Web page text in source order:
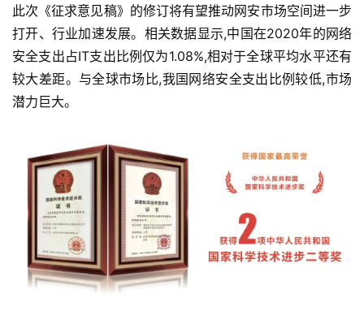
此次《征求意见稿》的修订将有望推动网安市场空间进一步
打开、行业加速发展。相关数据显示,中国在2020年的网络
安全支出占IT支出比例仅为1.08%,相对于全球平均水平还有
较大差距。与全球市场比,我国网络安全支出比例较低,市场
潜力巨大。